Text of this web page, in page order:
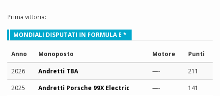
Prima vittoria:
MONDIALI DISPUTATI IN FORMULA E *
Anno Monoposto Motore Punti
2026 Andretti TBA —-
211
2025
Andretti Porsche 99X Electric —-
141